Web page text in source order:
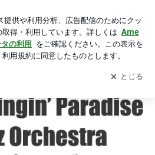
3月16日（土）スプリング・ミニ・コンサートのセットリスト